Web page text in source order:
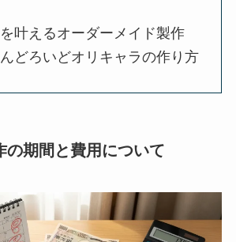
叶えるオーダーメイド製作
どろいどオリキャラの作り方
の期間と費用について